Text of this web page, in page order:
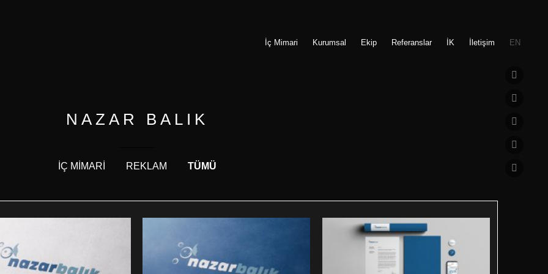
İç Mimari Kurumsal Ekip Referanslar İK İletişim EN
NAZAR BALIK
İÇ MİMARİ REKLAM TÜMÜ